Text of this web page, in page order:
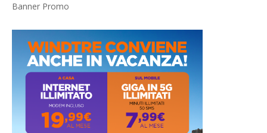
Banner Promo